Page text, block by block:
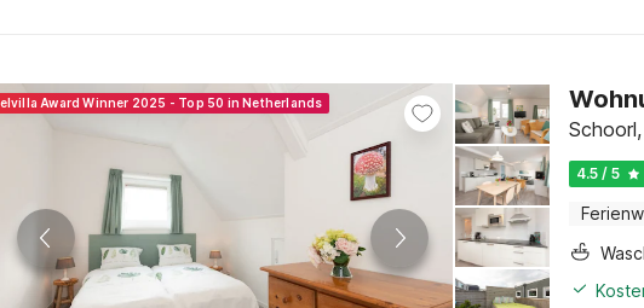
Award Winner 2025 - Top 50 in Netherlands
4.5 / 5